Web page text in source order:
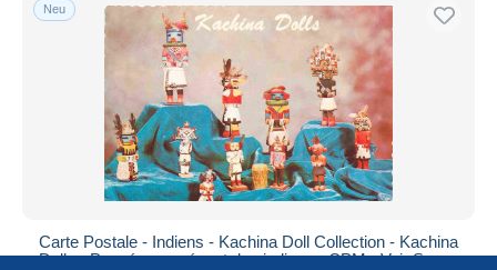
Neu
Carte Postale - Indiens - Kachina Doll Collection - Kachina
Dolls - Poupées représent des indiens - CPM - Voir Scans